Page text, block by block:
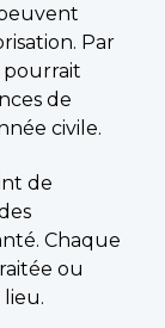
Par
pourrait
de
civile.
de
Chaque
ou
bas de page